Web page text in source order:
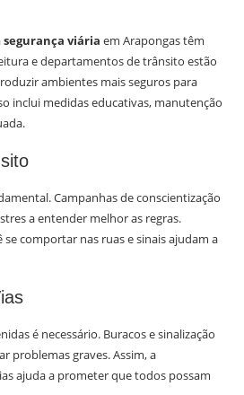
segurança viária em Arapongas têm
e departamentos de trânsito estão
ambientes mais seguros para
inclui medidas educativas, manutenção
Campanhas de conscientização
a entender melhor as regras.
comportar nas ruas e sinais ajudam a
é necessário. Buracos e sinalização
problemas graves. Assim, a
ajuda a prometer que todos possam